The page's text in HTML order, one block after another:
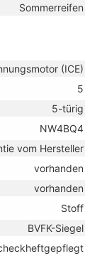
Sommerreifen
(ICE)
5
5-türig
NW4BQ4
vom Hersteller
vorhanden
vorhanden
Stoff
BVFK-Siegel